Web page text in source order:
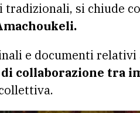
si chiude
e documenti
collaborazione tra